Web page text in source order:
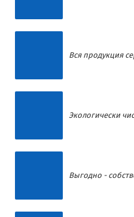
Вся продукция
Экологически
Выгодно -